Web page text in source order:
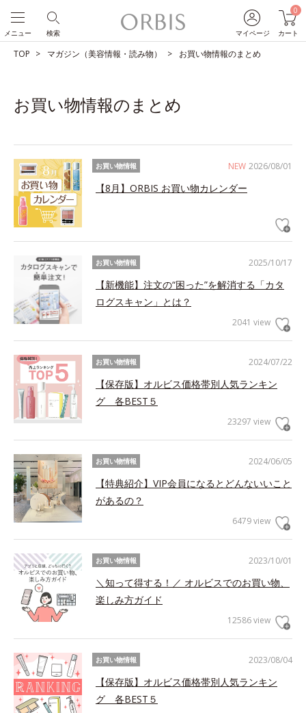
マイページ
0
カート
検索
メニュー
TOP マガジン（美容情報・読み物） お買い物情報のまとめ
お買い物情報のまとめ
NEW 2026/08/01
お買い物情報
【8月】ORBIS お買い物カレンダー
2025/10/17
お買い物情報
【新機能】注文の“困った”を解消する「カタ
ログスキャン」とは？
2041 view
2024/07/22
お買い物情報
【保存版】オルビス価格帯別人気ランキン
グ 各BEST５
23297 view
2024/06/05
お買い物情報
【特典紹介】VIP会員になるとどんないいこと
があるの？
6479 view
2023/10/01
お買い物情報
＼知って得する！／ オルビスでのお買い物、
楽しみ方ガイド
12586 view
2023/08/04
お買い物情報
【保存版】オルビス価格帯別人気ランキン
グ 各BEST５